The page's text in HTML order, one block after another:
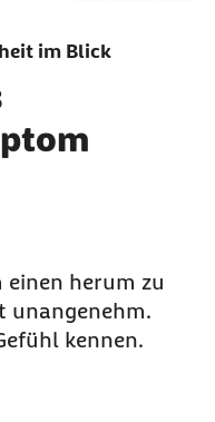
im Blick
herum zu
unangenehm.
kennen.